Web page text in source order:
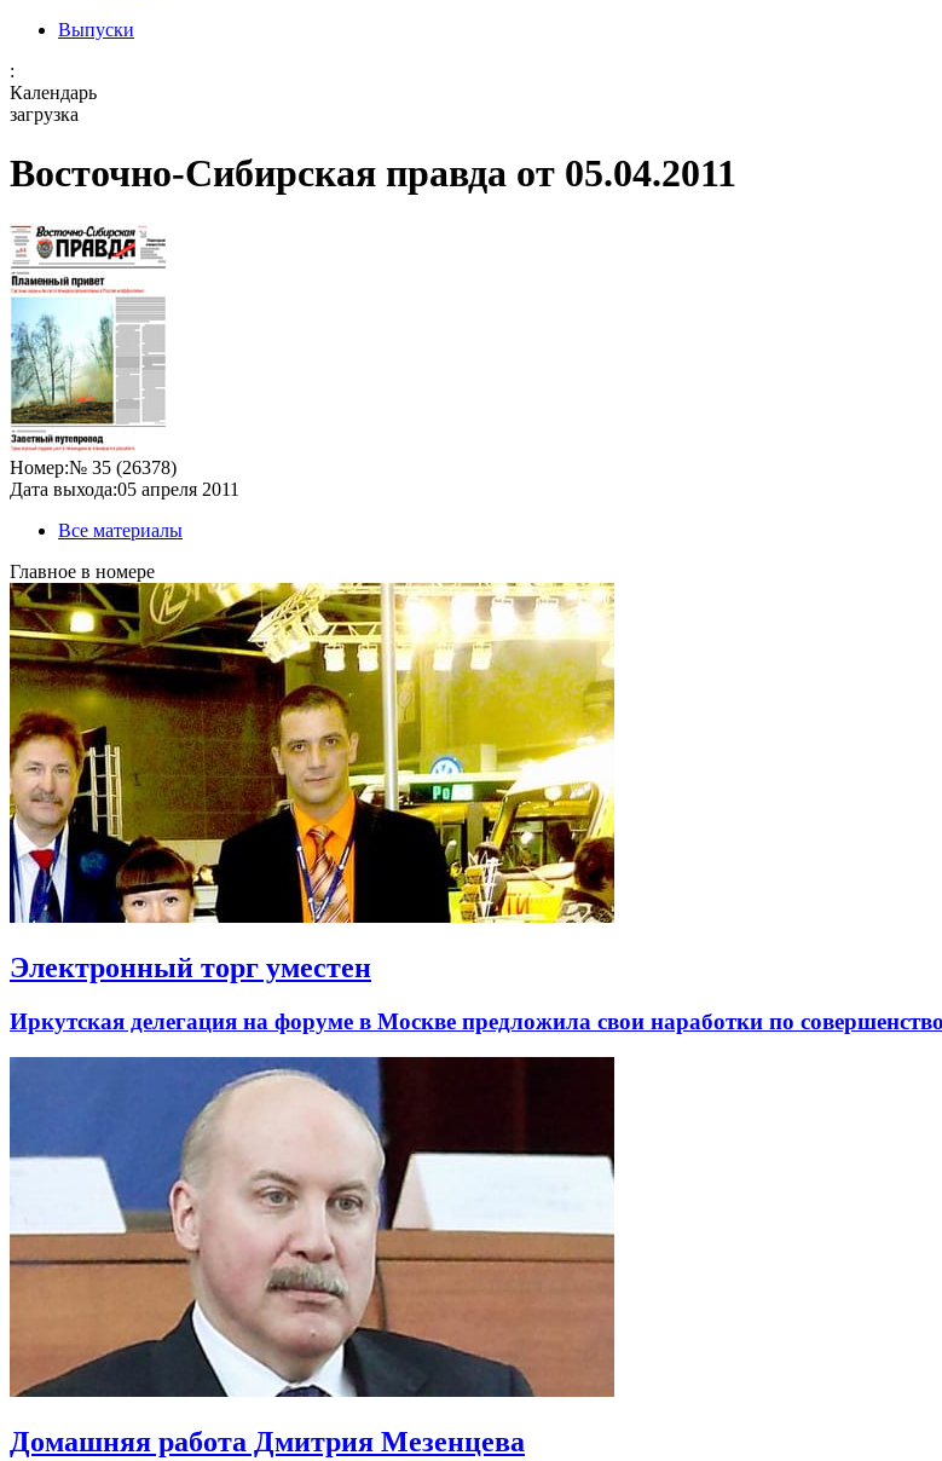
Выпуски
:
Календарь
загрузка
Восточно-Сибирская правда от 05.04.2011
Номер:№ 35 (26378)
Дата выхода:05 апреля 2011
Все материалы
Главное в номере
Электронный торг уместен
Иркутская делегация на форуме в Москве предложила свои наработки по
Домашняя работа Дмитрия Мезенцева